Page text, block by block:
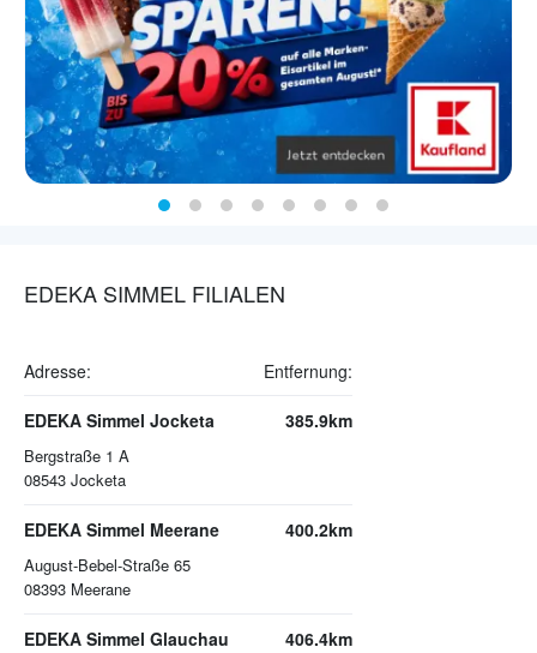
EDEKA SIMMEL FILIALEN
Adresse: Entfernung:
EDEKA Simmel Jocketa
Bergstraße 1 A
08543 Jocketa
385.9km
EDEKA Simmel Meerane
August-Bebel-Straße 65
08393 Meerane
400.2km
EDEKA Simmel Glauchau 406.4km